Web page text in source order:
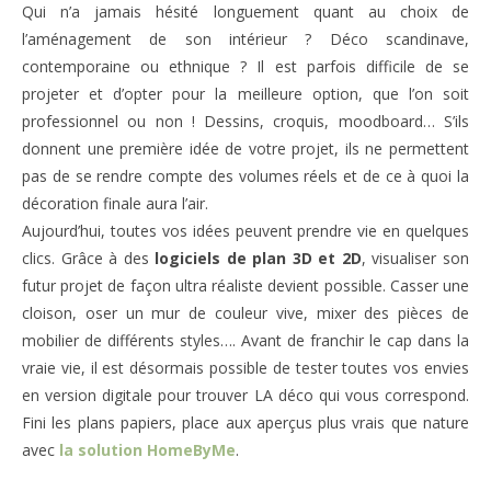
Qui n’a jamais hésité longuement quant au choix de
l’aménagement de son intérieur ? Déco scandinave,
contemporaine ou ethnique ? Il est parfois difficile de se
projeter et d’opter pour la meilleure option, que l’on soit
professionnel ou non ! Dessins, croquis, moodboard… S’ils
donnent une première idée de votre projet, ils ne permettent
pas de se rendre compte des volumes réels et de ce à quoi la
décoration finale aura l’air.
Aujourd’hui, toutes vos idées peuvent prendre vie en quelques
clics. Grâce à des logiciels de plan 3D et 2D, visualiser son
futur projet de façon ultra réaliste devient possible. Casser une
cloison, oser un mur de couleur vive, mixer des pièces de
mobilier de différents styles…. Avant de franchir le cap dans la
vraie vie, il est désormais possible de tester toutes vos envies
en version digitale pour trouver LA déco qui vous correspond.
Fini les plans papiers, place aux aperçus plus vrais que nature
avec la solution HomeByMe.